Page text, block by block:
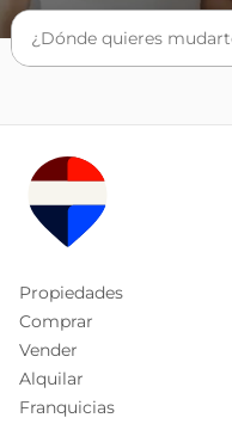
Propiedades
Comprar
Vender
Alquilar
Franquicias